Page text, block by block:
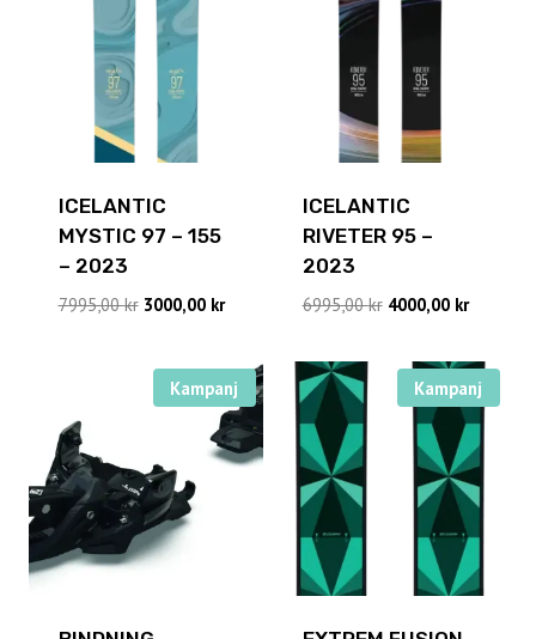
ICELANTIC
MYSTIC 97 – 155
– 2023
7995,00kr Det
7995,00 kr.
3000,00 krDet
priset
är:
3000,00 kr.
ICELANTIC
RIVETER 95 –
2023
6995,00kr Det
priset
6995,00 kr.
4000,00 krDet
priset
är:
4000,00
Kampanj Kampanj